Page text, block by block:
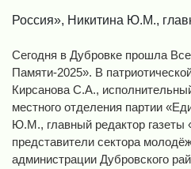
Россия», Никитина Ю.М.,
Сегодня в Дубровке прошла
Памяти-2025». В
Кирсанова С.А.,
местного отделения партии
Ю.М., главный редактор газеты
представители сектора
администрации Дубровского